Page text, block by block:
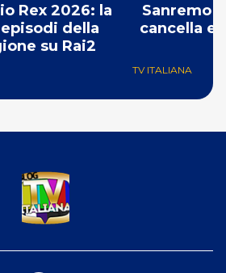
Rex 2026: la
della
su Rai2
Sanremo
cancella e
TV ITALIANA